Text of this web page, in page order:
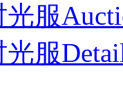
光服
光服